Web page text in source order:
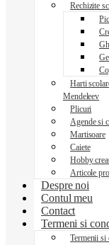
Rechizite
Harti
Mendeleev
Plicuri
Agende si
Martisoare
Caiete
Hobby
Articole
Despre noi
Contul meu
Contact
Termeni si
Termenii si